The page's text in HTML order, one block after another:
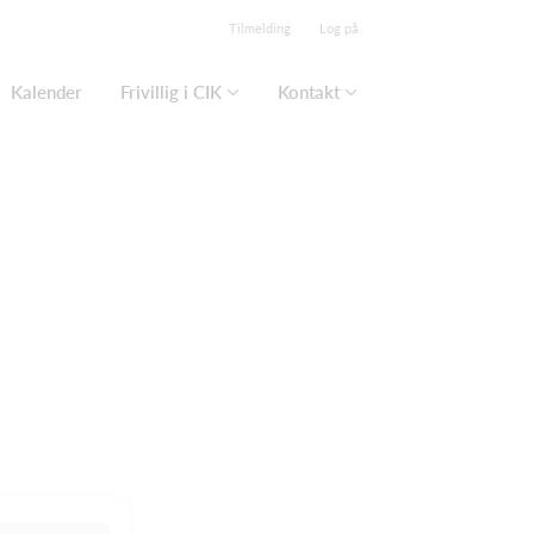
Tilmelding Log på
Kalender Frivillig i CIK Kontakt